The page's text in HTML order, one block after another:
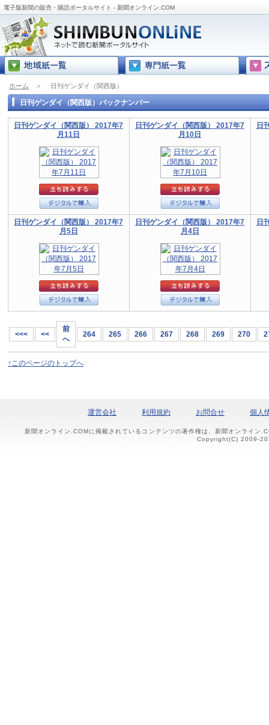
電子版新聞の販売・購読ポータルサイト - 新聞オンライン.COM
ホーム ＞ 日刊ゲンダイ（関西版）
日刊ゲンダイ（関西版）バックナンバー
日刊ゲンダイ（関西版） 2017年7
月11日
日刊ゲンダイ（関西版） 2017年7
月10日
日
日刊ゲンダイ（関西版） 2017年7
月5日
日刊ゲンダイ（関西版） 2017年7
月4日
日
<<< <<
前
へ
264 265 266 267 268 269 270
↑このページのトップへ
運営会社 利用規約 お問合せ 個人
新聞オンライン.COMに掲載されているコンテンツの著作権は、新聞オンライン
Copyright(C) 2009-